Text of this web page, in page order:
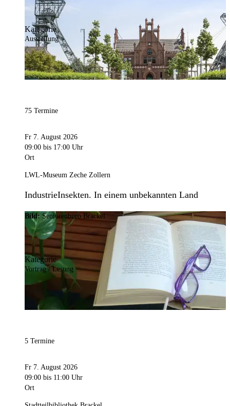
Kategorie
Ausstellung
75 Termine
Fr 7. August 2026
09:00 bis 17:00 Uhr
Ort
LWL-Museum Zeche Zollern
IndustrieInsekten. In einem unbekannten Land
Bild: Seniorenbüro Brackel
Kategorie
Vortrag / Lesung
5 Termine
Fr 7. August 2026
09:00 bis 11:00 Uhr
Ort